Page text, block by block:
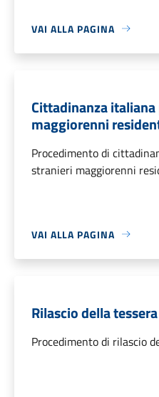
VAI ALLA PAGINA
Cittadinanza
maggiorenni
Procedimento di
stranieri maggiorenni
VAI ALLA PAGINA
Rilascio della
Procedimento di rilascio